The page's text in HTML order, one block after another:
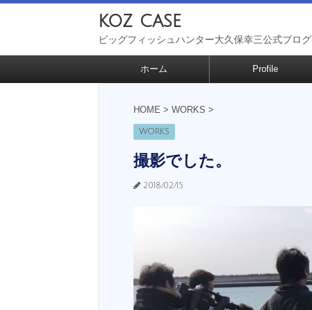
koz case
ビッグフィッシュハンター大久保幸三公式ブログ
ホーム Profile
HOME > WORKS >
WORKS
撮影でした。
2018/02/15